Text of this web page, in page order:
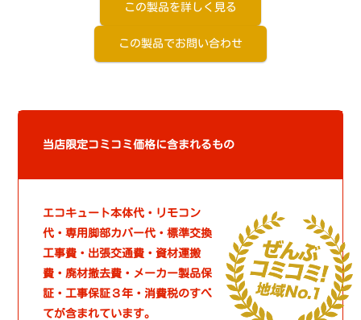
この製品を詳しく見る
この製品でお問い合わせ
当店限定コミコミ価格に含まれるもの
エコキュート本体代・リモコン
代・専用脚部カバー代・標準交換
工事費・出張交通費・資材運搬
費・廃材撤去費・メーカー製品保
証・工事保証３年・消費税のすべ
てが含まれています。